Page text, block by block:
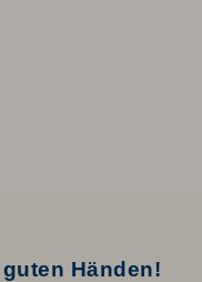
Händen!